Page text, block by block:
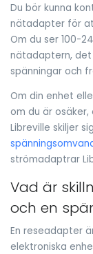
Du bör kunna
nätadapter för
Om du ser 100-
nätadaptern, det
spänningar och
Om din enhet
om du är
Libreville skiljer
strömadaptrar
Vad är
och en
En reseadapter
elektroniska